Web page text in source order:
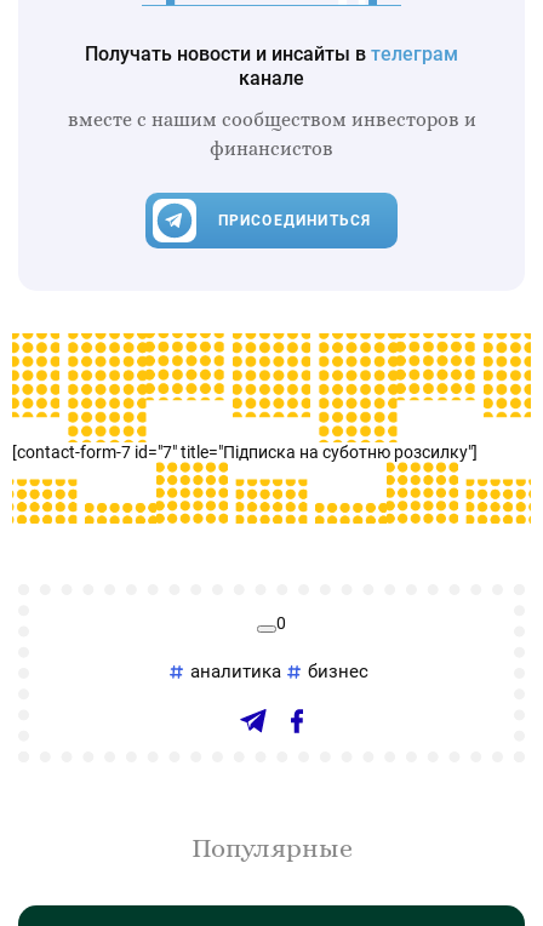
Получать новости и инсайты в телеграм
канале
вместе с нашим сообществом инвесторов и
финансистов
ПРИСОЕДИНИТЬСЯ
[contact-form-7 id="7" title="Підписка на суботню розсилку"]
0
аналитика бизнес
Популярные